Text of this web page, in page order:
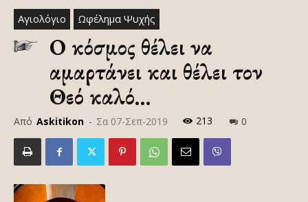
Αγιολόγιο Ωφέλημα Ψυχής
Ο κόσμος θέλει να
αμαρτάνει και θέλει τον
Θεό καλό…
Από Askitikon - Σα 07-Σεπ-2019 213 0